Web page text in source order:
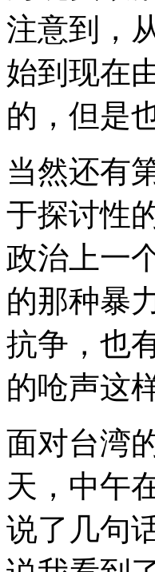
注意到，
始到现在
的，但是
当然还有
于探讨性
政治上一
的那种暴
抗争，也
的呛声这
面对台湾
天，中午
说了几句